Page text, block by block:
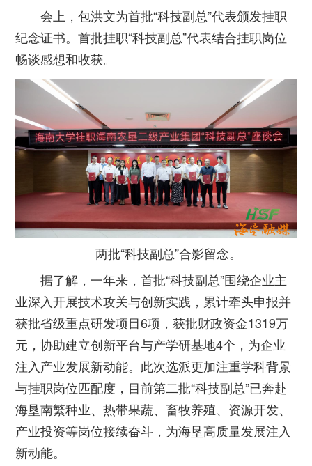
会上，包洪文为首批“科技副总”代表颁发挂职
纪念证书。首批挂职“科技副总”代表结合挂职岗位
畅谈感想和收获。
两批“科技副总”合影留念。
据了解，一年来，首批“科技副总”围绕企业主
业深入开展技术攻关与创新实践，累计牵头申报并
获批省级重点研发项目6项，获批财政资金1319万
元，协助建立创新平台与产学研基地4个，为企业
注入产业发展新动能。此次选派更加注重学科背景
与挂职岗位匹配度，目前第二批“科技副总”已奔赴
海垦南繁种业、热带果蔬、畜牧养殖、资源开发、
产业投资等岗位接续奋斗，为海垦高质量发展注入
新动能。